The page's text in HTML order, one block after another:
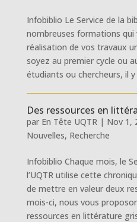
Infobiblio Le Service de la
nombreuses formations
réalisation de vos travaux
soyez au premier cycle ou
étudiants ou chercheurs, il
Des ressources en
par En Tête UQTR| Nov 1,
Nouvelles, Recherche
Infobiblio Chaque mois, le
l’UQTR utilise cette
de mettre en valeur deux
mois-ci, nous vous
ressources en littérature